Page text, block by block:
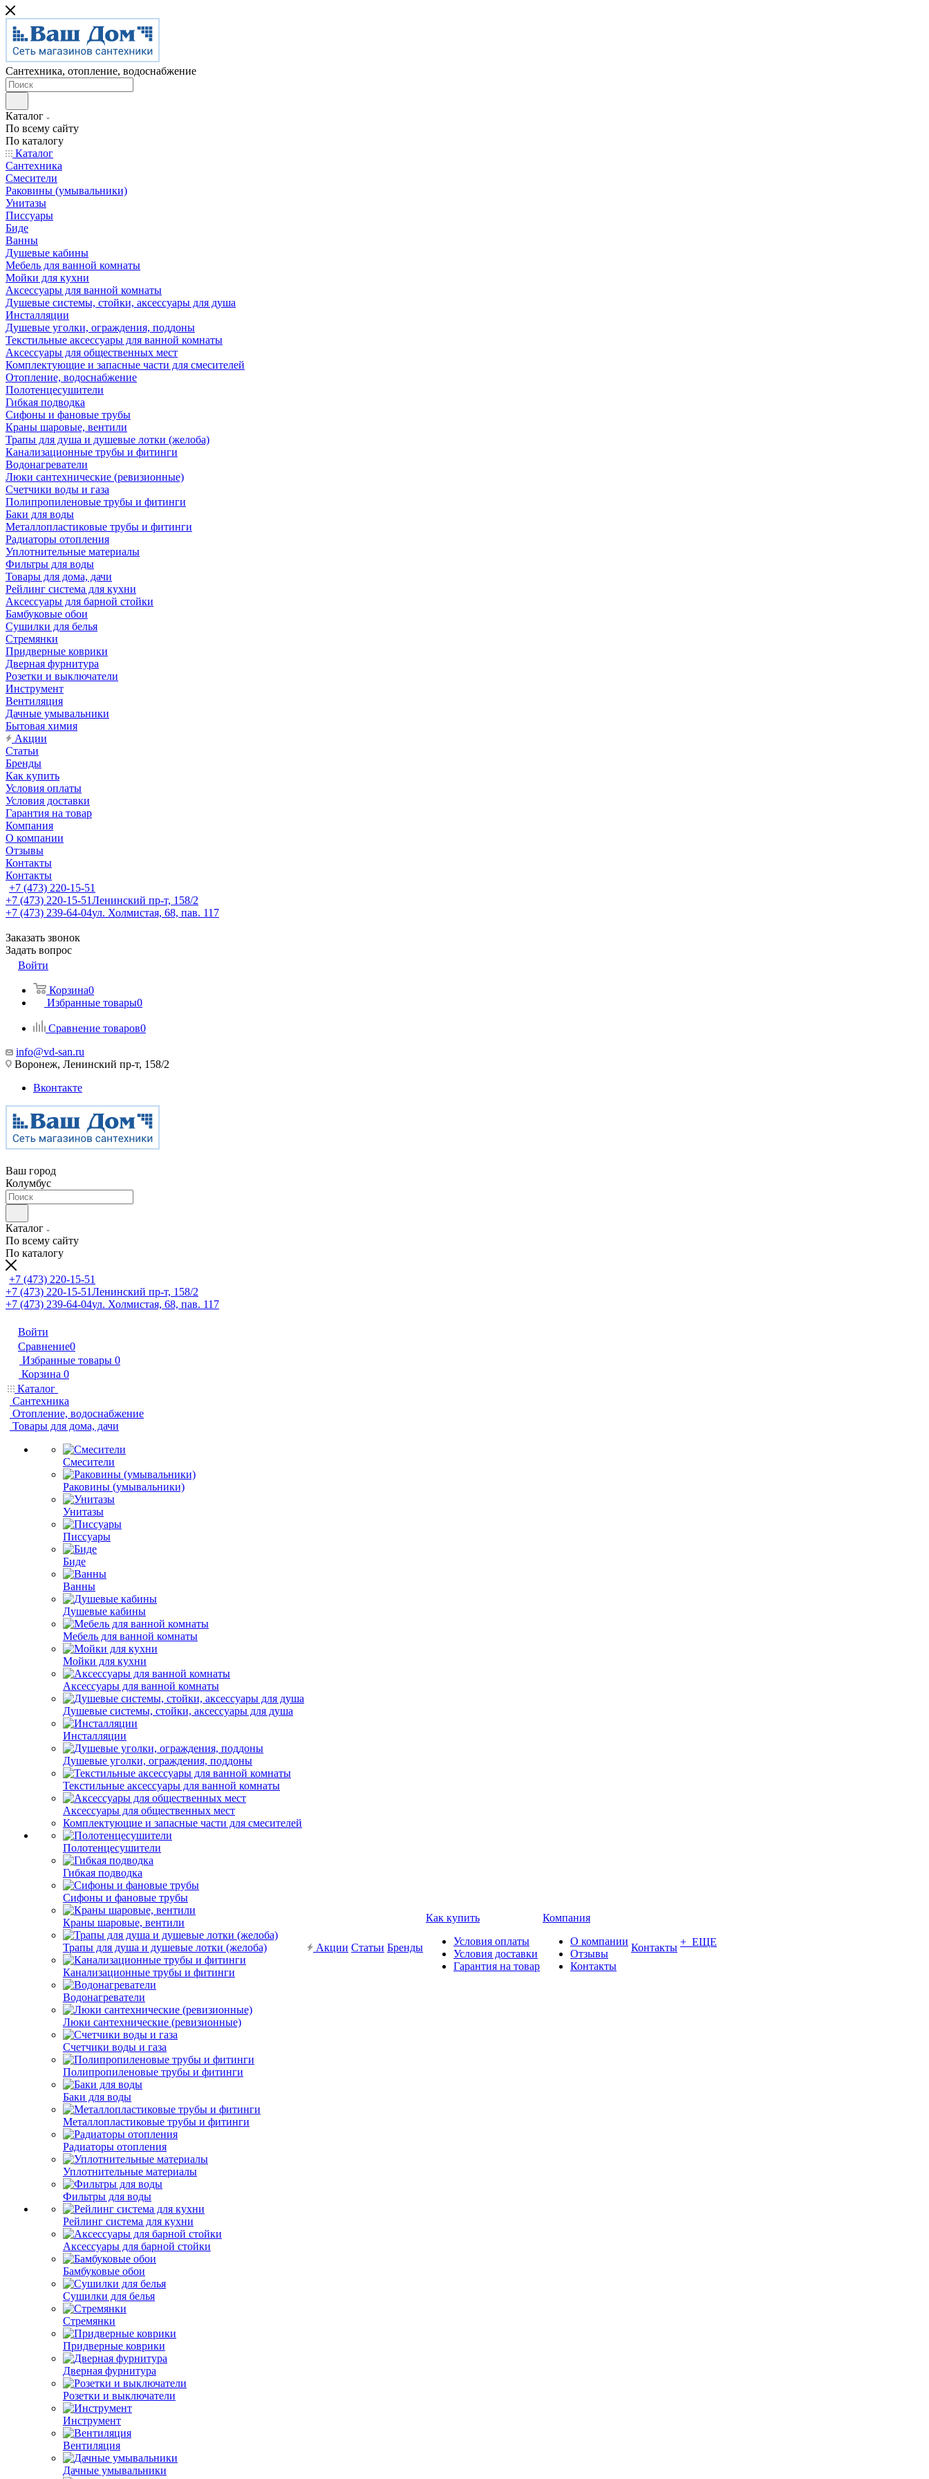
Сантехника, отопление, водоснабжение
Каталог
По всему сайту
По каталогу
Каталог
Сантехника
Смесители
Раковины (умывальники)
Унитазы
Писсуары
Биде
Ванны
Душевые кабины
Мебель для ванной комнаты
Мойки для кухни
Аксессуары для ванной комнаты
Душевые системы, стойки, аксессуары для душа
Инсталляции
Душевые уголки, ограждения, поддоны
Текстильные аксессуары для ванной комнаты
Аксессуары для общественных мест
Комплектующие и запасные части для смесителей
Отопление, водоснабжение
Полотенцесушители
Гибкая подводка
Сифоны и фановые трубы
Краны шаровые, вентили
Трапы для душа и душевые лотки (желоба)
Канализационные трубы и фитинги
Водонагреватели
Люки сантехнические (ревизионные)
Счетчики воды и газа
Полипропиленовые трубы и фитинги
Баки для воды
Металлопластиковые трубы и фитинги
Радиаторы отопления
Уплотнительные материалы
Фильтры для воды
Товары для дома, дачи
Рейлинг система для кухни
Аксессуары для барной стойки
Бамбуковые обои
Сушилки для белья
Стремянки
Придверные коврики
Дверная фурнитура
Розетки и выключатели
Инструмент
Вентиляция
Дачные умывальники
Бытовая химия
Акции
Статьи
Бренды
Как купить
Условия оплаты
Условия доставки
Гарантия на товар
Компания
О компании
Отзывы
Контакты
Контакты
+7 (473) 220-15-51
+7 (473) 220-15-51Ленинский пр-т, 158/2
+7 (473) 239-64-04ул. Холмистая, 68, пав. 117
Заказать звонок
Задать вопрос
Войти
Корзина0
Избранные товары0
Сравнение товаров0
info@vd-san.ru
Воронеж, Ленинский пр-т, 158/2
Вконтакте
Ваш город
Колумбус
Каталог
По всему сайту
По каталогу
+7 (473) 220-15-51
+7 (473) 220-15-51Ленинский пр-т, 158/2
+7 (473) 239-64-04ул. Холмистая, 68, пав. 117
Войти
Сравнение0
Избранные товары 0
Корзина 0
Каталог
Сантехника
Отопление, водоснабжение
Товары для дома, дачи
Смесители
Раковины (умывальники)
Унитазы
Писсуары
Биде
Ванны
Душевые кабины
Мебель для ванной комнаты
Мойки для кухни
Аксессуары для ванной комнаты
Душевые системы, стойки, аксессуары для душа
Инсталляции
Душевые уголки, ограждения, поддоны
Текстильные аксессуары для ванной комнаты
Аксессуары для общественных мест
Комплектующие и запасные части для смесителей
Полотенцесушители
Гибкая подводка
Сифоны и фановые трубы
Краны шаровые, вентили
Трапы для душа и душевые лотки (желоба)
Канализационные трубы и фитинги
Водонагреватели
Люки сантехнические (ревизионные)
Счетчики воды и газа
Полипропиленовые трубы и фитинги
Баки для воды
Металлопластиковые трубы и фитинги
Радиаторы отопления
Уплотнительные материалы
Фильтры для воды
Рейлинг система для кухни
Аксессуары для барной стойки
Бамбуковые обои
Сушилки для белья
Стремянки
Придверные коврики
Дверная фурнитура
Розетки и выключатели
Инструмент
Вентиляция
Дачные умывальники
Акции Статьи Бренды
Как купить
Условия оплаты
Условия доставки
Гарантия на товар
Компания
О компании
Отзывы
Контакты
Контакты + ЕЩЕ